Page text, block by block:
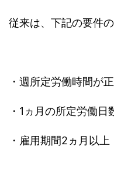
従来は、下記の要件
・週所定労働時間が
・1ヵ月の所定労働
・雇用期間2ヵ月以上